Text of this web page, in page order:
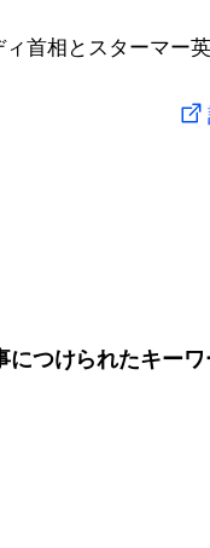
首相とスターマー
につけられたキー